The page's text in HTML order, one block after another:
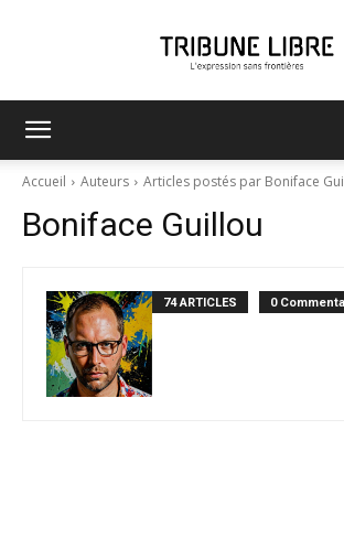
Accueil Auteurs Articles postés par Boniface
Boniface Guillou
74 ARTICLES 0